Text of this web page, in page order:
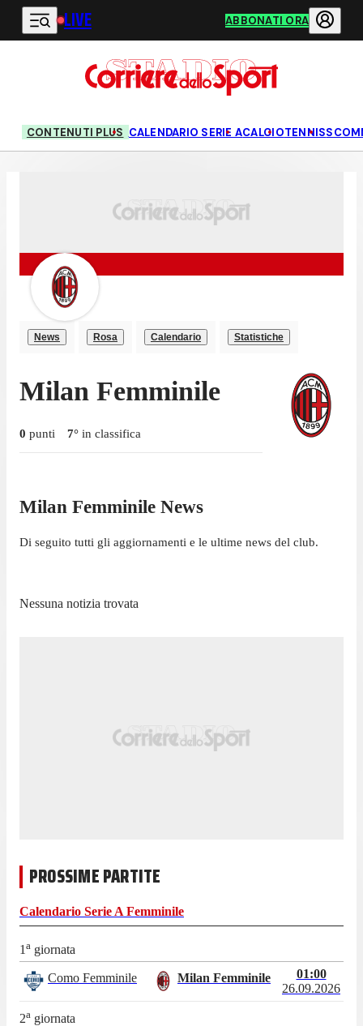
Vai al contenuto principale
LIVE ABBONATI ORA
CONTENUTI PLUS CALENDARIO SERIE ACALCIOTENNIS
News Rosa Calendario Statistiche
Milan Femminile
0 punti 7° in classifica
Milan Femminile News
Di seguito tutti gli aggiornamenti e le ultime news del club.
Nessuna notizia trovata
PROSSIME PARTITE
Calendario Serie A Femminile
1a giornata
Como Femminile Milan Femminile
01:00
26.09.2026
2a giornata